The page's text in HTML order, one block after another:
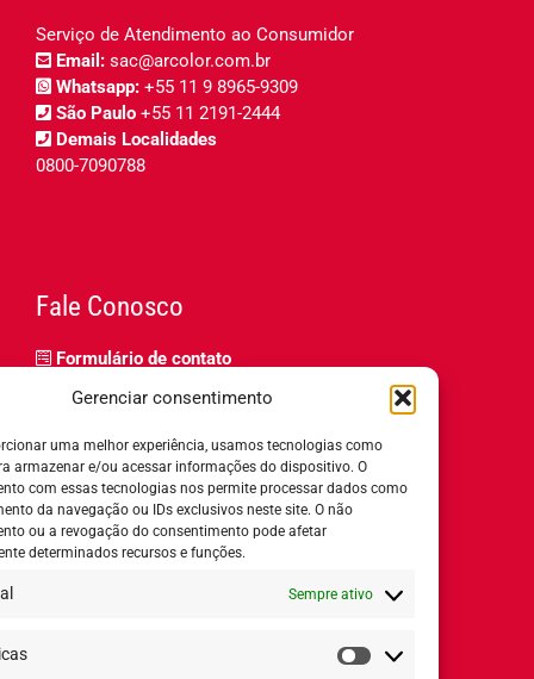
Gerenciar consentimento
uma melhor experiência, usamos tecnologias como
armazenar e/ou acessar informações do dispositivo. O
com essas tecnologias nos permite processar dados como
da navegação ou IDs exclusivos neste site. O não
ou a revogação do consentimento pode afetar
determinados recursos e funções.
Sempre ativo
Estatísticas
Serviço de Atendimento ao Consumidor
Email: sac@arcolor.com.br
Whatsapp: +55 11 9 8965-9309
São Paulo +55 11 2191-2444
Demais Localidades
0800-7090788
Fale Conosco
Formulário de contato
Relatório de igualdade salarial
Horário de Atendimento:
8h ás 18h